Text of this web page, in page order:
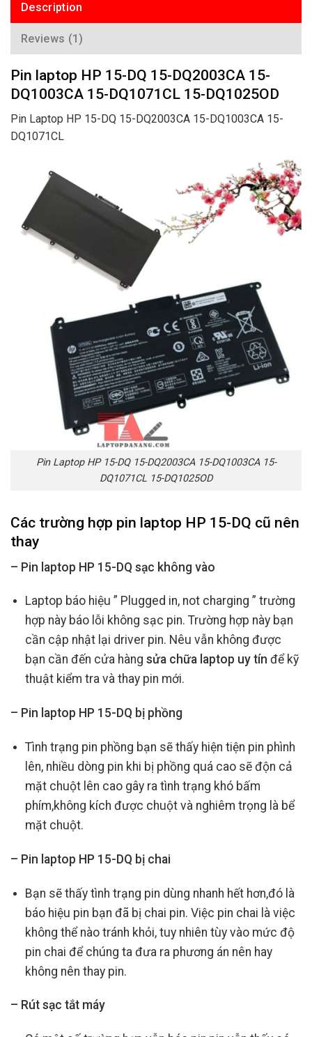
Description
Reviews (1)
Pin laptop HP 15-DQ 15-DQ2003CA 15-
DQ1003CA 15-DQ1071CL 15-DQ1025OD
Pin Laptop HP 15-DQ 15-DQ2003CA 15-DQ1003CA 15-
DQ1071CL
Pin Laptop HP 15-DQ 15-DQ2003CA 15-DQ1003CA 15-
DQ1071CL 15-DQ1025OD
Các trường hợp pin laptop HP 15-DQ cũ nên
thay
– Pin laptop HP 15-DQ sạc không vào
Laptop báo hiệu ” Plugged in, not charging ” trường
hợp này báo lỗi không sạc pin. Trường hợp này bạn
cần cập nhật lại driver pin. Nêu vẫn không được
bạn cần đến cửa hàng sửa chữa laptop uy tín để kỹ
thuật kiểm tra và thay pin mới.
– Pin laptop HP 15-DQ bị phồng
Tình trạng pin phồng bạn sẽ thấy hiện tiện pin phình
lên, nhiều dòng pin khi bị phồng quá cao sẽ độn cả
mặt chuột lên cao gây ra tình trạng khó bấm
phím,không kích được chuột và nghiêm trọng là bể
mặt chuột.
– Pin laptop HP 15-DQ bị chai
Bạn sẽ thấy tình trạng pin dùng nhanh hết hơn,đó là
báo hiệu pin bạn đã bị chai pin. Việc pin chai là việc
không thể nào tránh khỏi, tuy nhiên tùy vào mức độ
pin chai để chúng ta đưa ra phương án nên hay
không nên thay pin.
– Rút sạc tắt máy